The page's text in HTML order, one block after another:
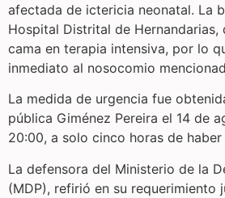
afectada de ictericia neonatal. La
Hospital Distrital de
cama en terapia intensiva, por lo
inmediato al nosocomio
La medida de urgencia fue
pública Giménez Pereira el 14 de
20:00, a solo cinco horas de
La defensora del Ministerio de la
(MDP), refirió en su requerimiento